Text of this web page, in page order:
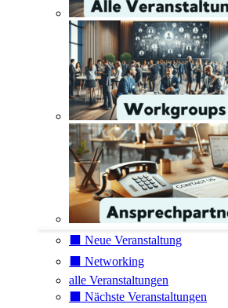
⬛️ Neue Veranstaltung
⬛️ Networking
alle Veranstaltungen
⬛️ Nächste Veranstaltungen